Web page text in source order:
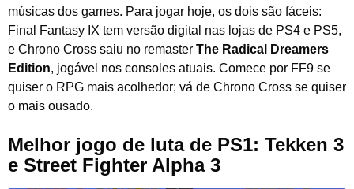
músicas dos games. Para jogar hoje, os dois são fáceis:
Final Fantasy IX tem versão digital nas lojas de PS4 e PS5,
e Chrono Cross saiu no remaster The Radical Dreamers
Edition, jogável nos consoles atuais. Comece por FF9 se
quiser o RPG mais acolhedor; vá de Chrono Cross se quiser
o mais ousado.
Melhor jogo de luta de PS1: Tekken 3
e Street Fighter Alpha 3